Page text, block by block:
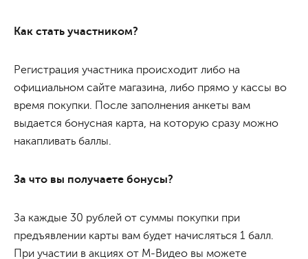
Как стать участником?
Регистрация участника происходит либо на
официальном сайте магазина, либо прямо у кассы во
время покупки. После заполнения анкеты вам
выдается бонусная карта, на которую сразу можно
накапливать баллы.
За что вы получаете бонусы?
За каждые 30 рублей от суммы покупки при
предъявлении карты вам будет начисляться 1 балл.
При участии в акциях от М-Видео вы можете